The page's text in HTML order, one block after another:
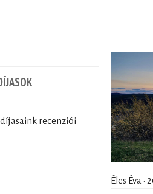
recenziói
Éles Éva ·